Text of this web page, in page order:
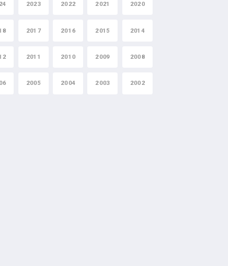
2023 2022 2021 2020
2017 2016 2015 2014
2011 2010 2009 2008
2005 2004 2003 2002